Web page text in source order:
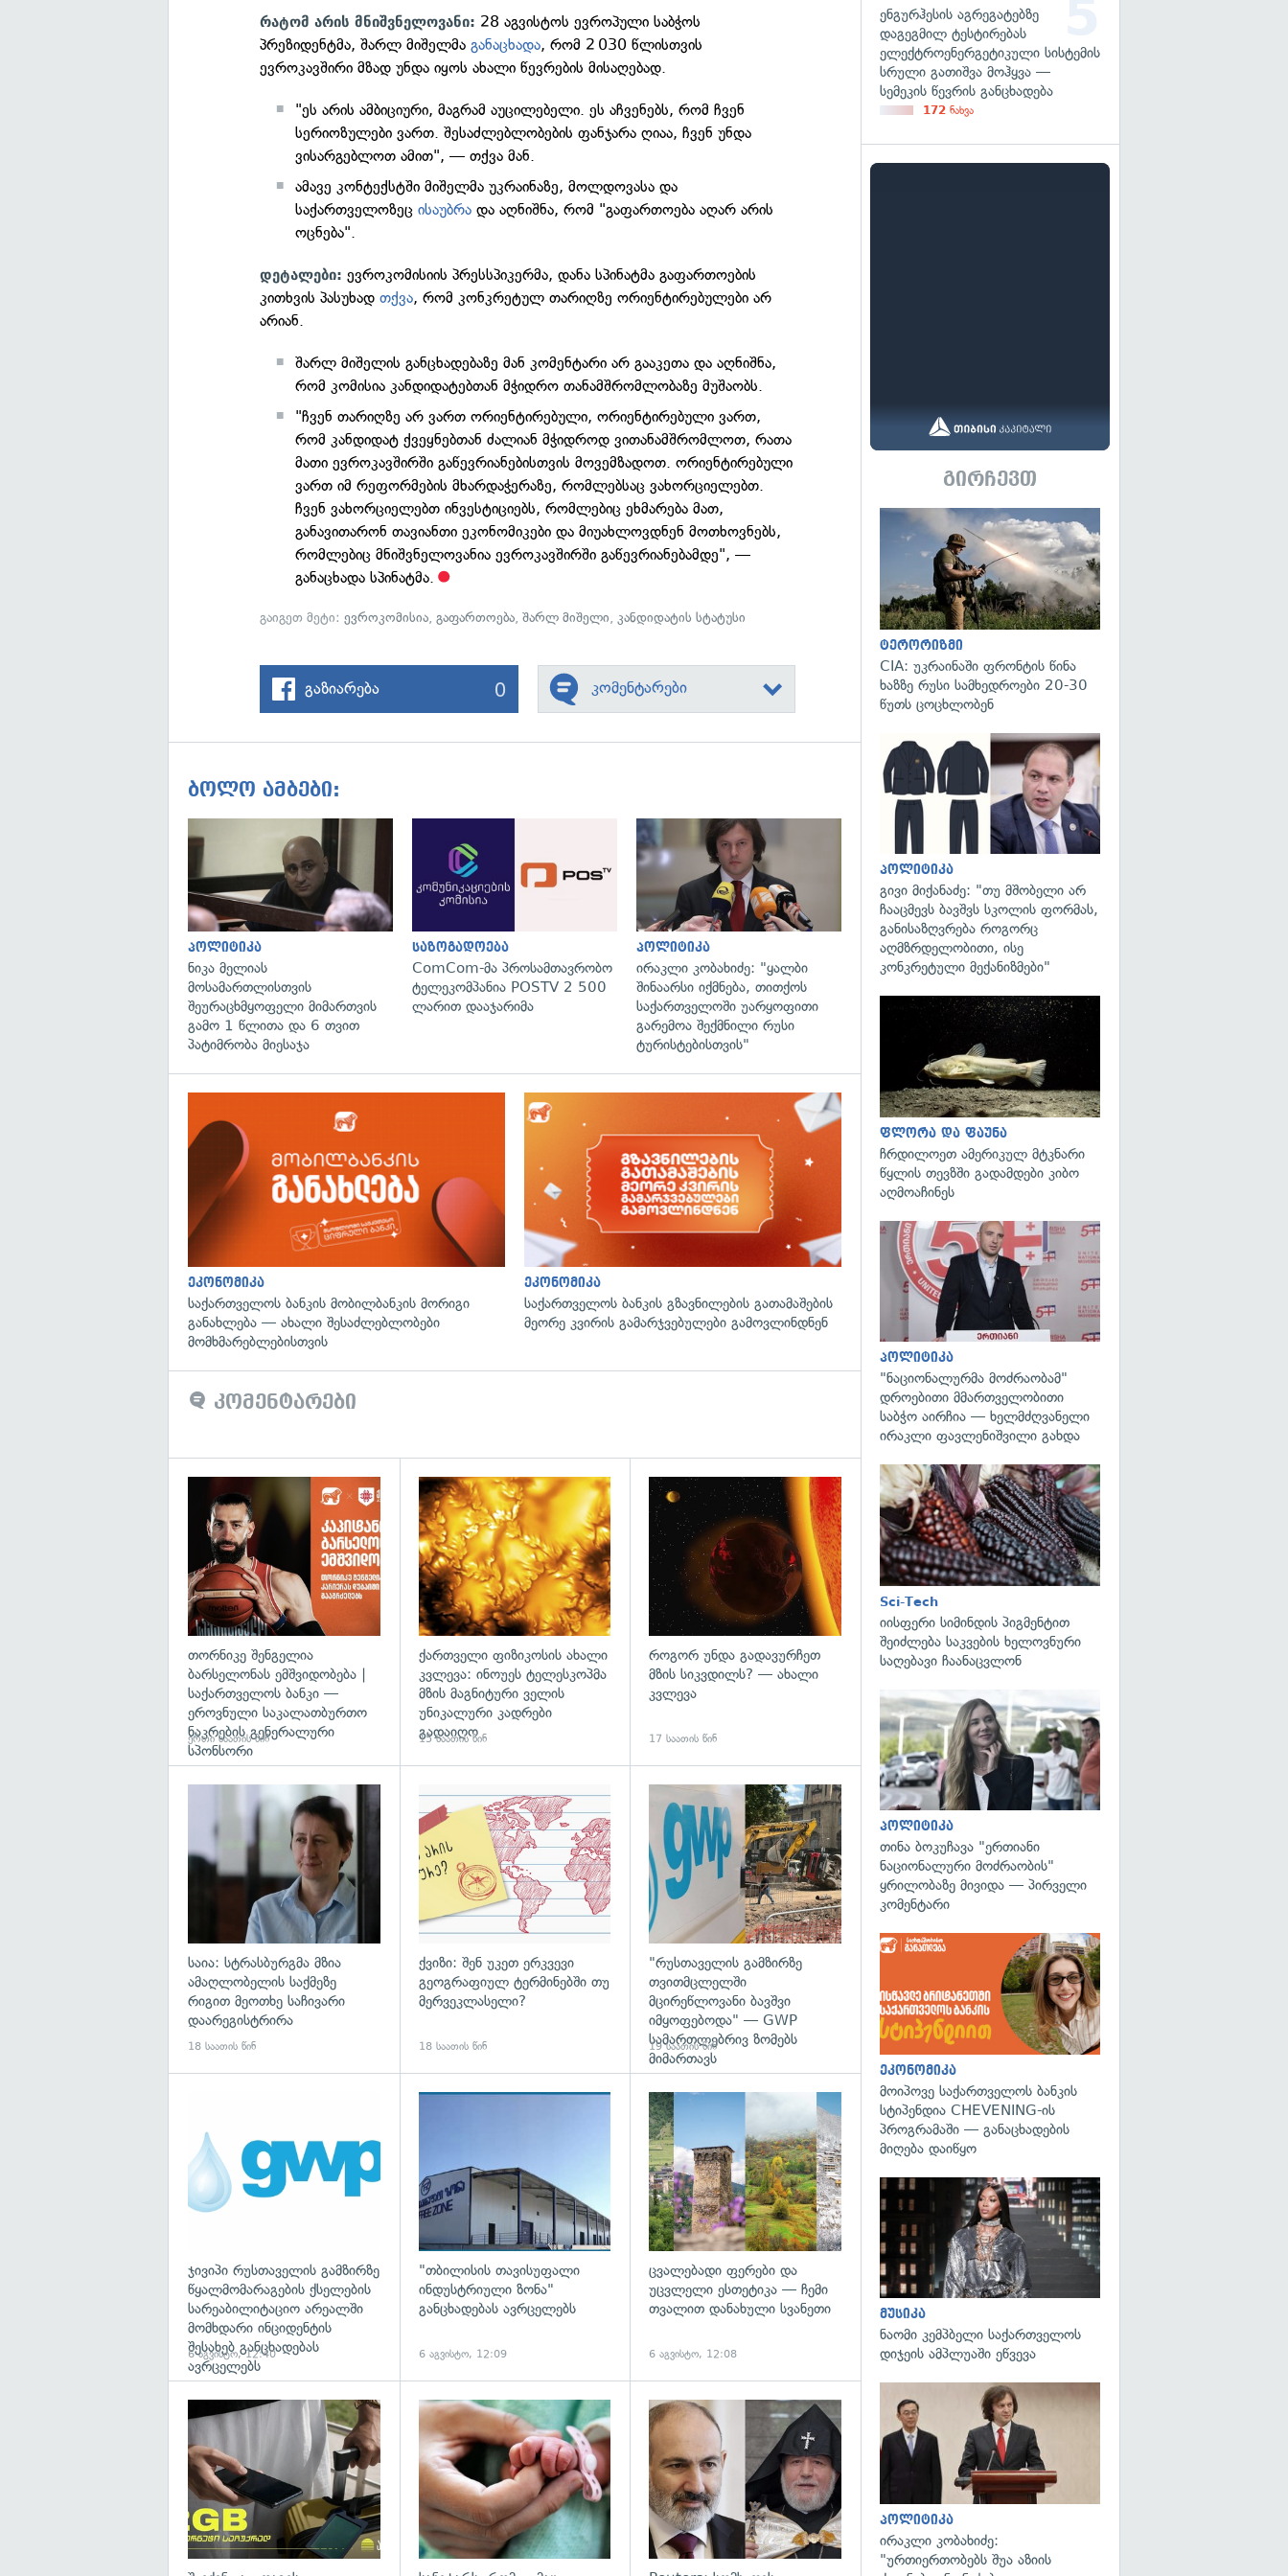
რატომ არის მნიშვნელოვანი: 28 აგვისტოს ევროპული საბჭოს
პრეზიდენტმა, შარლ მიშელმაგანაცხადა, რომ 2 030 წლისთვის
ევროკავშირი მზად უნდა იყოს ახალი წევრების მისაღებად.
"ეს არის ამბიციური, მაგრამ აუცილებელი. ეს აჩვენებს, რომ ჩვენ
სერიოზულები ვართ. შესაძლებლობების ფანჯარა ღიაა, ჩვენ უნდა
ვისარგებლოთ ამით", — თქვა მან.
ამავე კონტექსტში მიშელმა უკრაინაზე, მოლდოვასა და
საქართველოზეცისაუბრადა აღნიშნა, რომ "გაფართოება აღარ არის
ოცნება".
დეტალები: ევროკომისიის პრესსპიკერმა, დანა სპინატმა გაფართოების
კითხვის პასუხადთქვა, რომ კონკრეტულ თარიღზე ორიენტირებულები არ
არიან.
შარლ მიშელის განცხადებაზე მან კომენტარი არ გააკეთა და აღნიშნა,
რომ კომისია კანდიდატებთან მჭიდრო თანამშრომლობაზე მუშაობს.
"ჩვენ თარიღზე არ ვართ ორიენტირებული, ორიენტირებული ვართ,
რომ კანდიდატ ქვეყნებთან ძალიან მჭიდროდ ვითანამშრომლოთ, რათა
მათი ევროკავშირში გაწევრიანებისთვის მოვემზადოთ. ორიენტირებული
ვართ იმ რეფორმების მხარდაჭერაზე, რომლებსაც ვახორციელებთ.
ჩვენ ვახორციელებთ ინვესტიციებს, რომლებიც ეხმარება მათ,
განავითარონ თავიანთი ეკონომიკები და მიუახლოვდნენ მოთხოვნებს,
რომლებიც მნიშვნელოვანია ევროკავშირში გაწევრიანებამდე", —
განაცხადა სპინატმა.
გაიგეთ მეტი:ევროკომისია,გაფართოება,შარლ მიშელი,კანდიდატის სტატუსი
გაზიარება 0 კომენტარები
ბოლო ამბები:
პოლიტიკა
ნიკა მელიას
მოსამართლისთვის
შეურაცხმყოფელი მიმართვის
გამო 1 წლითა და 6 თვით
პატიმრობა მიესაჯა
საზოგადოება
ComCom-მა პროსამთავრობო
ტელეკომპანია POSTV 2 500
ლარით დააჯარიმა
გადახედვა
პოლიტიკა
ირაკლი კობახიძე: "ყალბი
შინაარსი იქმნება, თითქოს
საქართველოში უარყოფითი
გარემოა შექმნილი რუსი
ტურისტებისთვის"
ეკონომიკა
საქართველოს ბანკის მობილბანკის მორიგი
განახლება — ახალი შესაძლებლობები
მომხმარებლებისთვის
ეკონომიკა
საქართველოს ბანკის გზავნილების გათამაშების
მეორე კვირის გამარჯვებულები გამოვლინდნენ
კომენტარები
თორნიკე შენგელია
ბარსელონას ემშვიდობება |
საქართველოს ბანკი —
ეროვნული საკალათბურთო
ნაკრების გენერალური
სპონსორი
ერთი საათის წინ
გადახედვა
ქართველი ფიზიკოსის ახალი
კვლევა: ინოუეს ტელესკოპმა
მზის მაგნიტური ველის
უნიკალური კადრები
გადაიღო
15 საათის წინ
გადახედვა
როგორ უნდა გადავურჩეთ
მზის სიკვდილს? — ახალი
კვლევა
17 საათის წინ
გადახედვა
საია: სტრასბურგმა მზია
ამაღლობელის საქმეზე
რიგით მეოთხე საჩივარი
დაარეგისტრირა
18 საათის წინ
ქვიზი: შენ უკეთ ერკვევი
გეოგრაფიულ ტერმინებში თუ
მერვეკლასელი?
18 საათის წინ
გადახედვა
"რუსთაველის გამზირზე
თვითმცლელში
მცირეწლოვანი ბავშვი
იმყოფებოდა" — GWP
სამართლებრივ ზომებს
მიმართავს
19 საათის წინ
ჯივიპი რუსთაველის გამზირზე
წყალმომარაგების ქსელების
სარეაბილიტაციო არეალში
მომხდარი ინციდენტის
შესახებ განცხადებას
ავრცელებს
6 აგვისტო, 12:40
გადახედვა
"თბილისის თავისუფალი
ინდუსტრიული ზონა"
განცხადებას ავრცელებს
6 აგვისტო, 12:09
გადახედვა
ცვალებადი ფერები და
უცვლელი ესთეტიკა — ჩემი
თვალით დანახული სვანეთი
6 აგვისტო, 12:08
გადახედვა გადახედვა
ენგურჰესის აგრეგატებზე
დაგეგმილ ტესტირებას
ელექტროენერგეტიკული სისტემის
სრული გათიშვა მოჰყვა —
სემეკის წევრის განცხადება
172 ნახვა
გირჩევთ
ტერორიზმი
CIA: უკრაინაში ფრონტის წინა
ხაზზე რუსი სამხედროები 20-30
წუთს ცოცხლობენ
პოლიტიკა
გივი მიქანაძე: "თუ მშობელი არ
ჩააცმევს ბავშვს სკოლის ფორმას,
განისაზღვრება როგორც
აღმზრდელობითი, ისე
კონკრეტული მექანიზმები"
ფლორა და ფაუნა
ჩრდილოეთ ამერიკულ მტკნარი
წყლის თევზში გადამდები კიბო
აღმოაჩინეს
პოლიტიკა
"ნაციონალურმა მოძრაობამ"
დროებითი მმართველობითი
საბჭო აირჩია — ხელმძღვანელი
ირაკლი ფავლენიშვილი გახდა
Sci-Tech
იისფერი სიმინდის პიგმენტით
შეიძლება საკვების ხელოვნური
საღებავი ჩაანაცვლონ
პოლიტიკა
თინა ბოკუჩავა "ერთიანი
ნაციონალური მოძრაობის"
ყრილობაზე მივიდა — პირველი
კომენტარი
ეკონომიკა
მოიპოვე საქართველოს ბანკის
სტიპენდია CHEVENING-ის
პროგრამაში — განაცხადების
მიღება დაიწყო
მუსიკა
ნაომი კემპბელი საქართველოს
დიჯეის ამპლუაში ეწვევა
პოლიტიკა
ირაკლი კობახიძე:
"ურთიერთობებს შუა აზიის